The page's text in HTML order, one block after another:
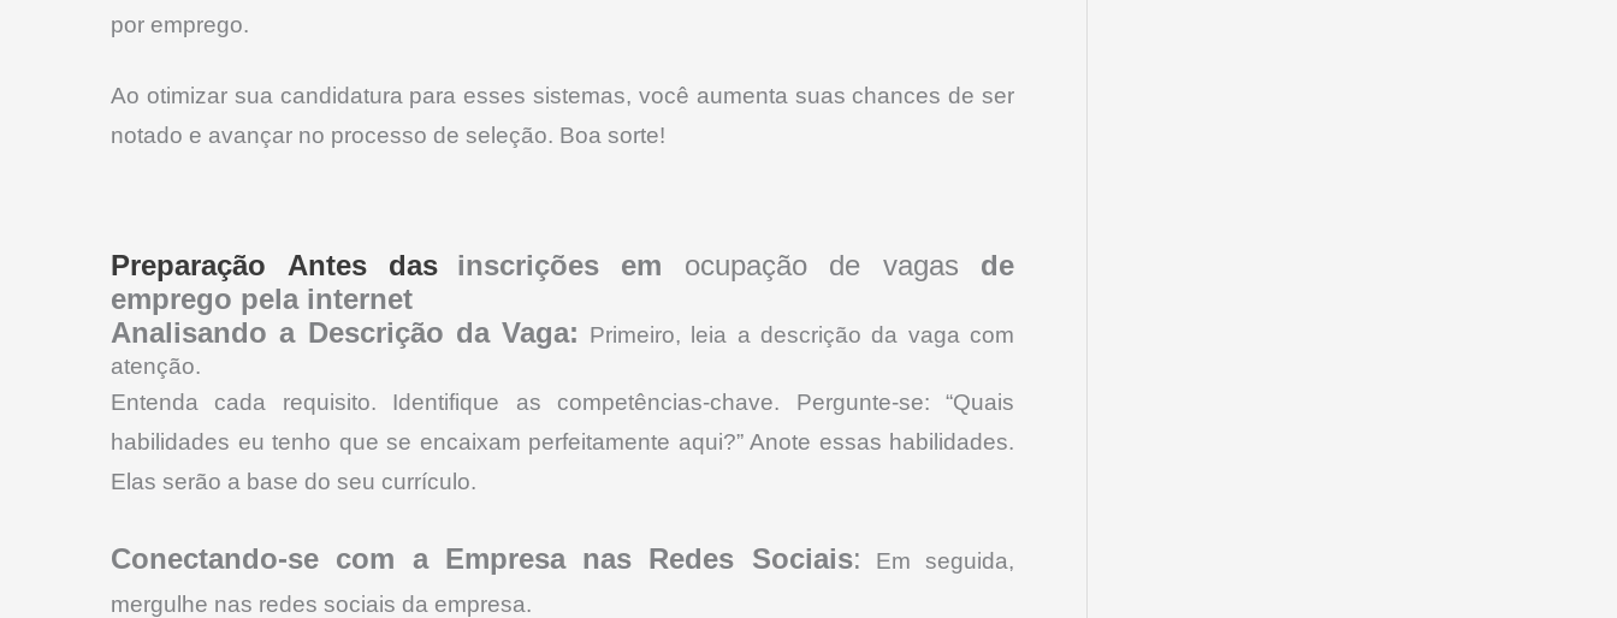
por emprego.
Ao otimizar sua candidatura para esses sistemas, você aumenta suas chances de ser
notado e avançar no processo de seleção. Boa sorte!
Preparação Antes das inscrições em ocupação de vagas de
emprego pela internet
Analisando a Descrição da Vaga: Primeiro, leia a descrição da vaga com
atenção.
Entenda cada requisito. Identifique as competências-chave. Pergunte-se: “Quais
habilidades eu tenho que se encaixam perfeitamente aqui?” Anote essas habilidades.
Elas serão a base do seu currículo.
Conectando-se com a Empresa nas Redes Sociais: Em seguida,
mergulhe nas redes sociais da empresa.